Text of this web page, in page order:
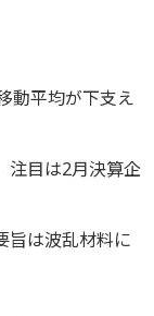
動平均が下支え
注目は2月決算企
旨は波乱材料に